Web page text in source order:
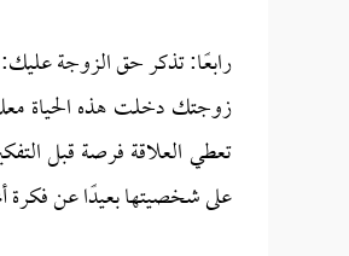
رابعًا: تذكر حق الزوجة عليك:
زوجتك دخلت هذه الحياة
تعطي العلاقة فرصة قبل
على شخصيتها بعيدًا عن فكرة